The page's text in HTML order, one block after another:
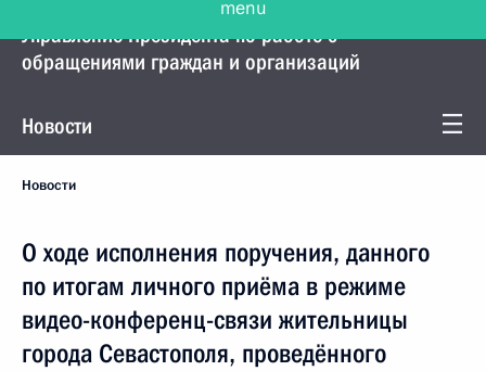
Управление Президента по работе с
обращениями граждан и организаций
Новости
Новости
О ходе исполнения поручения, данного
по итогам личного приёма в режиме
видео-конференц-связи жительницы
города Севастополя, проведённого